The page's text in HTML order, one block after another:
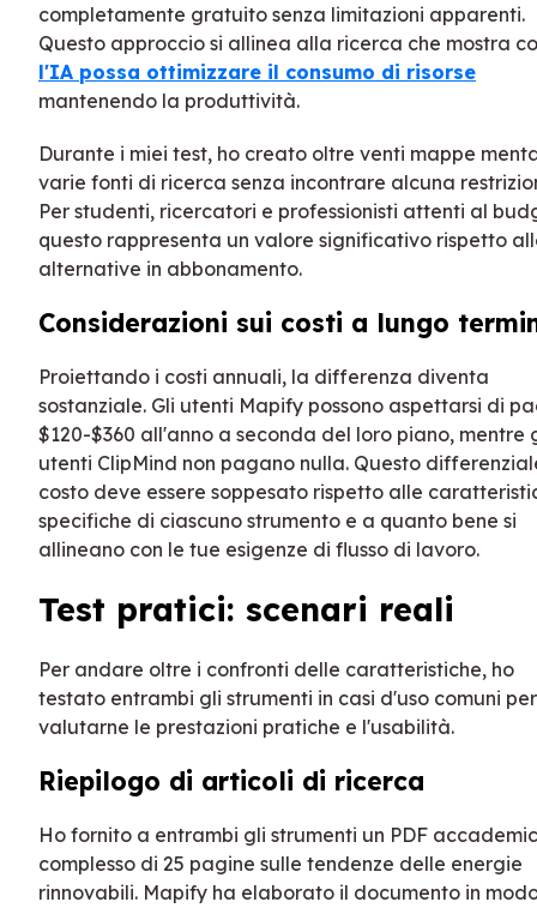
completamente gratuito senza limitazioni apparenti.
Questo approccio si allinea alla ricerca che mostra
l'IA possa ottimizzare il consumo di risorse
mantenendo la produttività.
Durante i miei test, ho creato oltre venti mappe
varie fonti di ricerca senza incontrare alcuna
Per studenti, ricercatori e professionisti attenti al
questo rappresenta un valore significativo rispetto
alternative in abbonamento.
Considerazioni sui costi a lungo
Proiettando i costi annuali, la differenza diventa
sostanziale. Gli utenti Mapify possono aspettarsi di
$120-$360 all'anno a seconda del loro piano, mentre
utenti ClipMind non pagano nulla. Questo
costo deve essere soppesato rispetto alle
specifiche di ciascuno strumento e a quanto bene si
allineano con le tue esigenze di flusso di lavoro.
Test pratici: scenari reali
Per andare oltre i confronti delle caratteristiche, ho
testato entrambi gli strumenti in casi d'uso comuni per
valutarne le prestazioni pratiche e l'usabilità.
Riepilogo di articoli di ricerca
Ho fornito a entrambi gli strumenti un PDF
complesso di 25 pagine sulle tendenze delle energie
rinnovabili. Mapify ha elaborato il documento in